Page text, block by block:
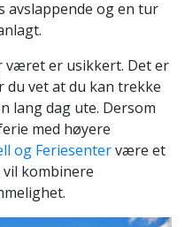
avslappende og en tur
været er usikkert. Det er
du vet at du kan trekke
lang dag ute. Dersom
med høyere
og Feriesentervære et
kombinere